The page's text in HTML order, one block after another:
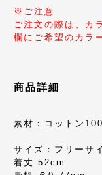
※ご注意
ご注文の際は、カ
欄にご希望のカラ
商品詳細
素材：コットン
サイズ：フリーサ
着丈 52cm